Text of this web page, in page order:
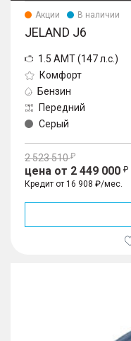
Акции В наличии
JELAND J6
1.5 AMT (147 л.с.)
Комфорт
Бензин
Передний
Серый
2 523 510
цена от 2 449 000
Кредит от 16 908 ₽/мес.